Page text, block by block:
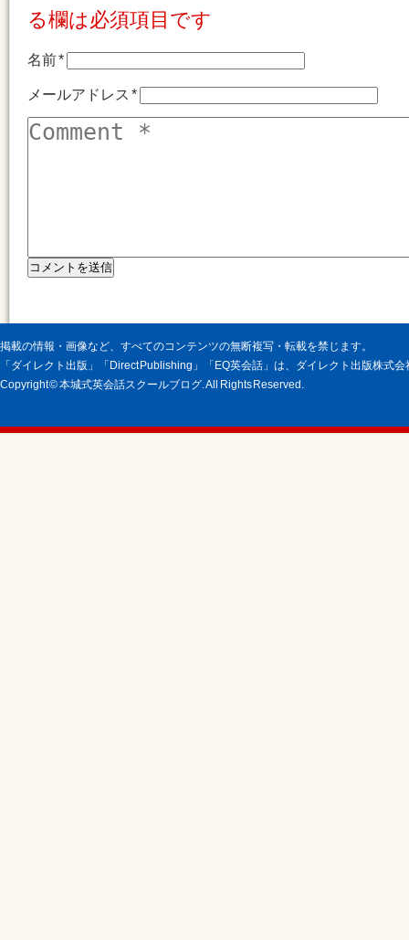
る欄は必須項目です
名前*
メールアドレス*
掲載の情報・画像など、すべてのコンテンツの無断複写・転載を禁じます。
「ダイレクト出版」「Direct Publishing」「EQ英会話」は、ダイレクト出版株式
Copyright © 本城式英会話スクールブログ. All Rights Reserved.